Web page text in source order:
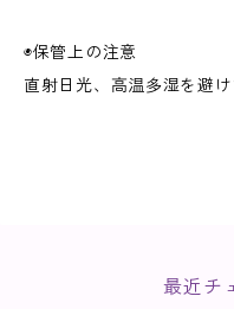
◉保管上の注意
直射日光、高温多湿を避
最近チ